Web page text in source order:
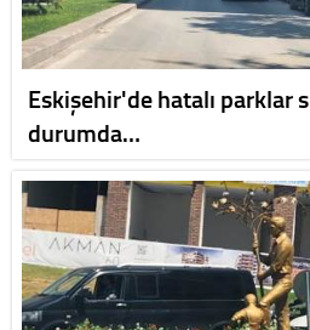
Eskişehir'de hatalı parklar
durumda…